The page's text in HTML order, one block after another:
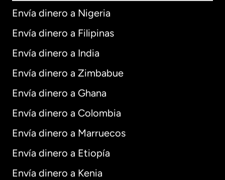
Envía dinero a Nigeria
Envía dinero a Filipinas
Envía dinero a India
Envía dinero a Zimbabue
Envía dinero a Ghana
Envía dinero a Colombia
Envía dinero a Marruecos
Envía dinero a Etiopía
Envía dinero a Kenia